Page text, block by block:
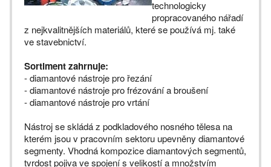
technologicky
propracovaného nářadí
z nejkvalitnějších materiálů, které se používá mj. také
ve stavebnictví.
Sortiment zahrnuje:
- diamantové nástroje pro řezání
- diamantové nástroje pro frézování a broušení
- diamantové nástroje pro vrtání
Nástroj se skládá z podkladového nosného tělesa na
kterém jsou v pracovním sektoru upevněny diamantové
segmenty. Vhodná kompozice diamantových segmentů,
tvrdost pojiva ve spojení s velikostí a množstvím